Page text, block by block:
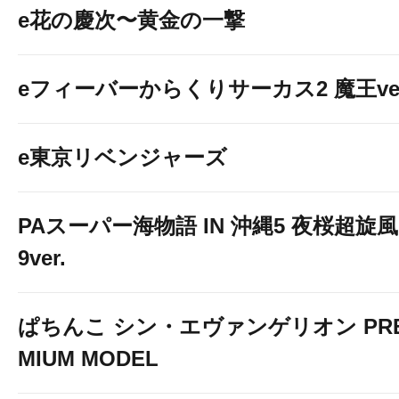
e花の慶次〜黄金の一撃
eフィーバーからくりサーカス2 魔王
e東京リベンジャーズ
PAスーパー海物語 IN 沖縄5 夜桜超旋
9ver.
ぱちんこ シン・エヴァンゲリオン
MIUM MODEL